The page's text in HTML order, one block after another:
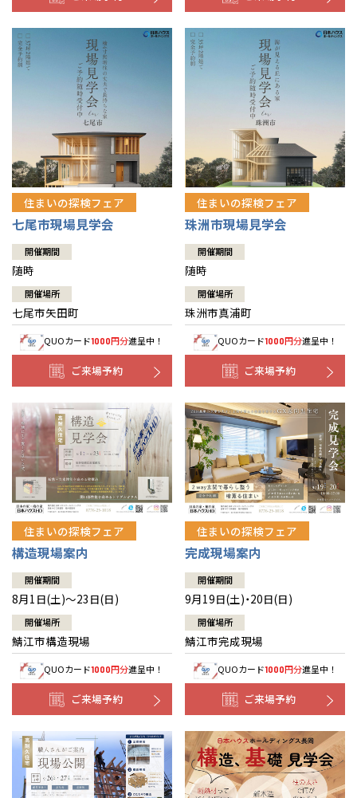
住まいの探検フェア
七尾市現場見学会
開催期間
随時
開催場所
七尾市矢田町
QUOカード1000円分進呈中！
ご来場予約
住まいの探検フェア
珠洲市現場見学会
開催期間
随時
開催場所
珠洲市真浦町
QUOカード1000円分進呈中！
ご来場予約
住まいの探検フェア
構造現場案内
開催期間
8月1日(土)～23日(日)
開催場所
鯖江市構造現場
QUOカード1000円分進呈中！
ご来場予約
住まいの探検フェア
完成現場案内
開催期間
9月19日(土)・20日(日)
開催場所
鯖江市完成現場
QUOカード1000円分進呈中！
ご来場予約